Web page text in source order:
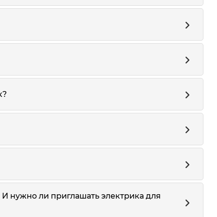
нужно ли приглашать электрика для